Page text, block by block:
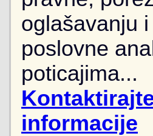
oglašavanju
poslovne
poticajima...
informacije